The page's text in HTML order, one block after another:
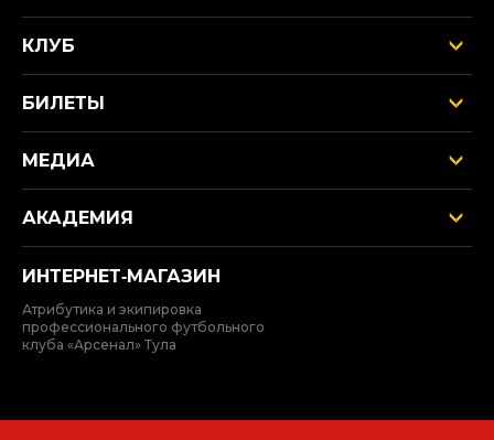
КЛУБ
БИЛЕТЫ
МЕДИА
АКАДЕМИЯ
ИНТЕРНЕТ‑МАГАЗИН
Атрибутика и экипировка
профессионального футбольного
клуба «Арсенал» Тула